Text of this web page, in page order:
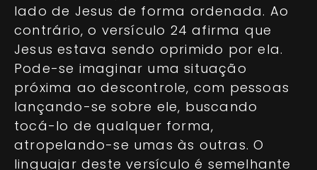
lado de Jesus de forma ordenada. Ao
contrário, o versículo 24 afirma que
Jesus estava sendo oprimido por ela.
Pode-se imaginar uma situação
próxima ao descontrole, com pessoas
lançando-se sobre ele, buscando
tocá-lo de qualquer forma,
atropelando-se umas às outras. O
linguajar deste versículo é semelhante